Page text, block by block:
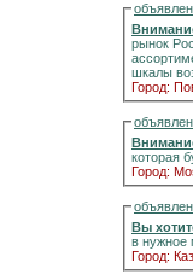
рынок
Город:
Город:
Вы
в нужное
Город: